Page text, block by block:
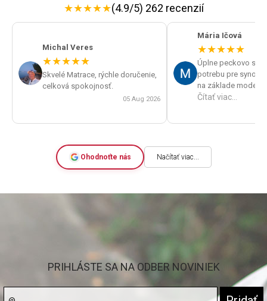
★★★★★(4.9/5) 262 recenzií
Michal Veres
★★★★★
Skvelé Matrace, rýchle doručenie,
celková spokojnosť.
05 Aug 2026
Mária Ičová
★★★★★
Úplne peckovo
potrebu pre synov
na základe modelu
roštu po telefóne
Čítať viac...
Ohodnoťte nás Načítať viac...
PRIHLÁSTE SA NA ODBER NOVINIEK